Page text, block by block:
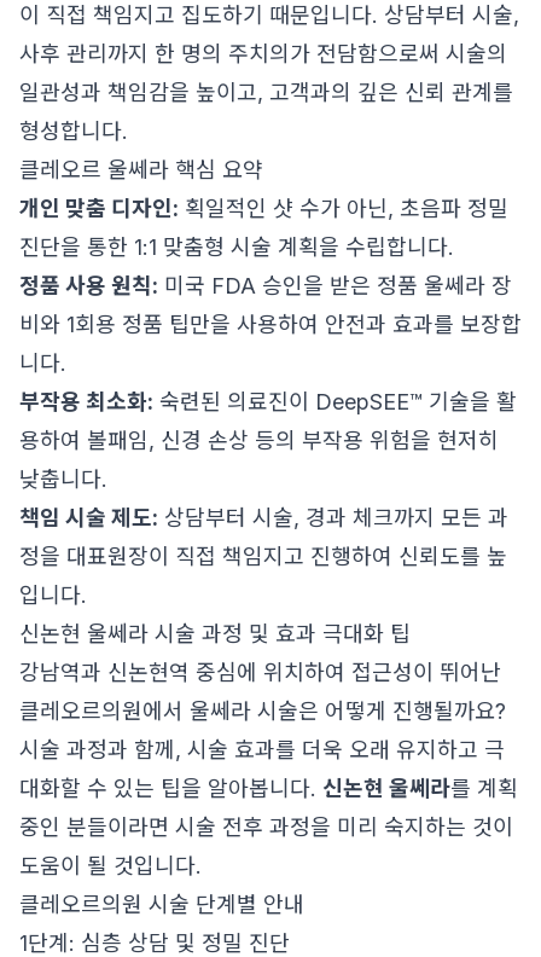
이 직접 책임지고 집도하기 때문입니다. 상담부터 시술,
사후 관리까지 한 명의 주치의가 전담함으로써 시술의
일관성과 책임감을 높이고, 고객과의 깊은 신뢰 관계를
형성합니다.
클레오르 울쎄라 핵심 요약
개인 맞춤 디자인: 획일적인 샷 수가 아닌, 초음파 정밀
진단을 통한 1:1 맞춤형 시술 계획을 수립합니다.
정품 사용 원칙: 미국 FDA 승인을 받은 정품 울쎄라 장
비와 1회용 정품 팁만을 사용하여 안전과 효과를 보장합
니다.
부작용 최소화: 숙련된 의료진이 DeepSEE™ 기술을 활
용하여 볼패임, 신경 손상 등의 부작용 위험을 현저히
낮춥니다.
책임 시술 제도: 상담부터 시술, 경과 체크까지 모든 과
정을 대표원장이 직접 책임지고 진행하여 신뢰도를 높
입니다.
신논현 울쎄라 시술 과정 및 효과 극대화 팁
강남역과 신논현역 중심에 위치하여 접근성이 뛰어난
클레오르의원에서 울쎄라 시술은 어떻게 진행될까요?
시술 과정과 함께, 시술 효과를 더욱 오래 유지하고 극
대화할 수 있는 팁을 알아봅니다. 신논현 울쎄라를 계획
중인 분들이라면 시술 전후 과정을 미리 숙지하는 것이
도움이 될 것입니다.
클레오르의원 시술 단계별 안내
1단계: 심층 상담 및 정밀 진단